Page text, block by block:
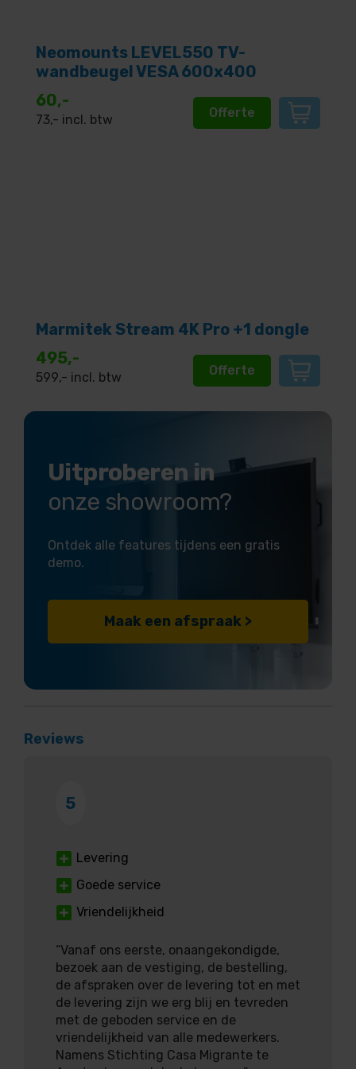
Neomounts LEVEL550 TV-
wandbeugel VESA 600x400
60,-
73,- incl. btw Offerte
Marmitek Stream 4K Pro +1 dongle
495,-
599,- incl. btw Offerte
Uitproberen in
onze showroom?
Ontdek alle features tijdens een gratis
demo.
Maak een afspraak >
Reviews
5
Levering
Goede service
Vriendelijkheid
“Vanaf ons eerste, onaangekondigde,
bezoek aan de vestiging, de bestelling,
de afspraken over de levering tot en met
de levering zijn we erg blij en tevreden
met de geboden service en de
vriendelijkheid van alle medewerkers.
Namens Stichting Casa Migrante te